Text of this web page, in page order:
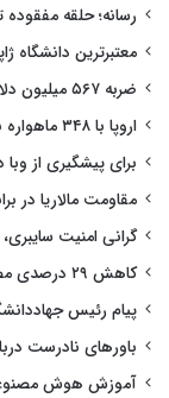
رسانه؛ حلقه
معتبرترین دانشگاه
ضربه ۵۶۷ میلیون دلاری به متا؛ اینستاگرام زیر تیغ دادگاه
اروپا با ۳۴۸ ماهواره به جنگ انحصار استارلینک می‌رود
برای پیشگیری از
مقاومت مالاریا در
گرانی امنیت
کاهش ۲۹ درصدی مصرف انرژی ساختمان‌ها با یک طراحی هوشمند
پیام رئیس
باورهای نادرست
آموزش هوش